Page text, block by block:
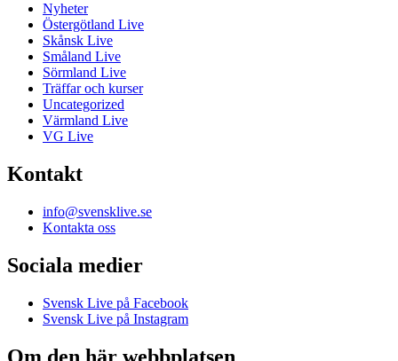
Nyheter
Östergötland Live
Skånsk Live
Småland Live
Sörmland Live
Träffar och kurser
Uncategorized
Värmland Live
VG Live
Kontakt
info@svensklive.se
Kontakta oss
Sociala medier
Svensk Live på Facebook
Svensk Live på Instagram